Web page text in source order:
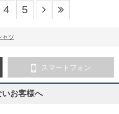
4 5
ャツ
スマートフォン
お客様へ